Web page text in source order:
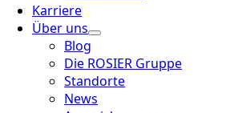
Karriere
Über uns
Blog
Die ROSIER Gruppe
Standorte
News